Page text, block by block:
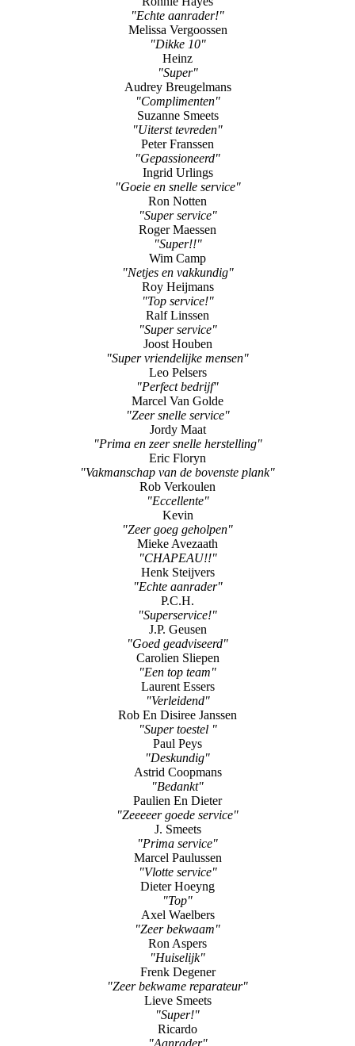
"Echte aanrader!"
Melissa Vergoossen
"Dikke 10"
Heinz
"Super"
Audrey Breugelmans
"Complimenten"
Suzanne Smeets
"Uiterst tevreden"
Peter Franssen
"Gepassioneerd"
Ingrid Urlings
"Goeie en snelle service"
Ron Notten
"Super service"
Roger Maessen
"Super!!"
Wim Camp
"Netjes en vakkundig"
Roy Heijmans
"Top service!"
Ralf Linssen
"Super service"
Joost Houben
"Super vriendelijke mensen"
Leo Pelsers
"Perfect bedrijf"
Marcel Van Golde
"Zeer snelle service"
Jordy Maat
"Prima en zeer snelle herstelling"
Eric Floryn
"Vakmanschap van de bovenste plank"
Rob Verkoulen
"Eccellente"
Kevin
"Zeer goeg geholpen"
Mieke Avezaath
"CHAPEAU!!"
Henk Steijvers
"Echte aanrader"
P.C.H.
"Superservice!"
J.P. Geusen
"Goed geadviseerd"
Carolien Sliepen
"Een top team"
Laurent Essers
"Verleidend"
Rob En Disiree Janssen
"Super toestel "
Paul Peys
"Deskundig"
Astrid Coopmans
"Bedankt"
Paulien En Dieter
"Zeeeeer goede service"
J. Smeets
"Prima service"
Marcel Paulussen
"Vlotte service"
Dieter Hoeyng
"Top"
Axel Waelbers
"Zeer bekwaam"
Ron Aspers
"Huiselijk"
Frenk Degener
"Zeer bekwame reparateur"
Lieve Smeets
"Super!"
Ricardo